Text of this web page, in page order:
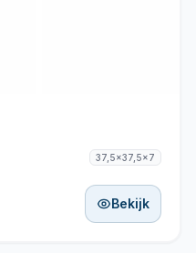
37,5x37,5x7
Bekijk